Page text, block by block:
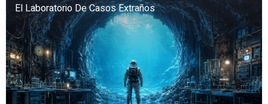
El Laboratorio De Casos Extraños